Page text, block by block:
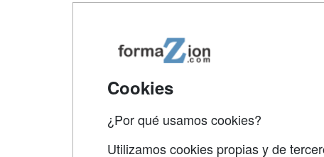
Cookies
¿Por qué usamos cookies?
Utilizamos cookies propias y de